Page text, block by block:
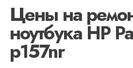
Цены на
ноутбука HP
p157nr